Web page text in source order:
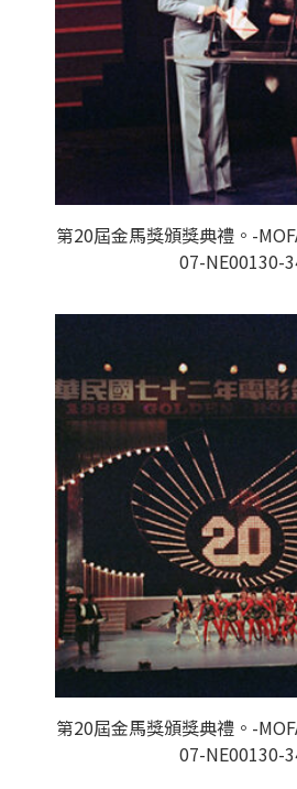
第20屆金馬獎頒獎典禮。-
07-NE00130-
第20屆金馬獎頒獎典禮。-
07-NE00130-